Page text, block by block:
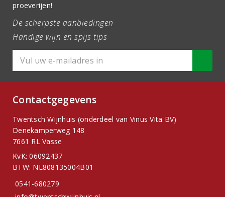
proeverijen!
De scherpste aanbiedingen
Handige wijn en spijs tips
Contactgegevens
Twentsch Wijnhuis (onderdeel van Vinus Vita BV)
Denekamperweg 148
7661 RL Vasse
KvK: 06092437
BTW: NL808135004B01
0541-680279